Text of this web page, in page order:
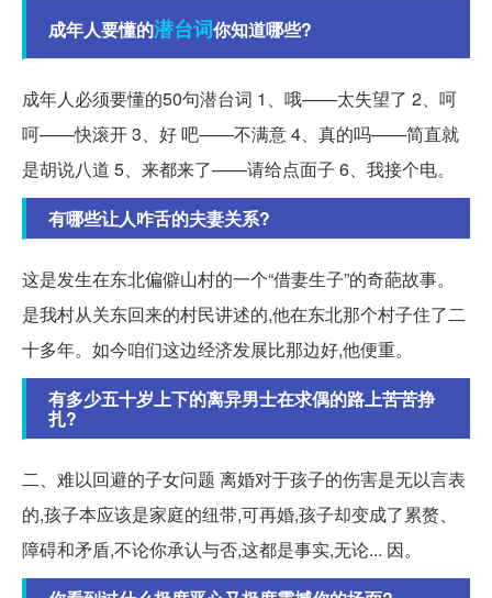
成年人要懂的潜台词你知道哪些?
成年人必须要懂的50句潜台词 1、哦——太失望了 2、呵
呵——快滚开 3、好 吧——不满意 4、真的吗——简直就
是胡说八道 5、来都来了——请给点面子 6、我接个电。
有哪些让人咋舌的夫妻关系?
这是发生在东北偏僻山村的一个“借妻生子”的奇葩故事。
是我村从关东回来的村民讲述的,他在东北那个村子住了二
十多年。如今咱们这边经济发展比那边好,他便重。
有多少五十岁上下的离异男士在求偶的路上苦苦挣
扎?
二、难以回避的子女问题 离婚对于孩子的伤害是无以言表
的,孩子本应该是家庭的纽带,可再婚,孩子却变成了累赘、
障碍和矛盾,不论你承认与否,这都是事实,无论... 因。